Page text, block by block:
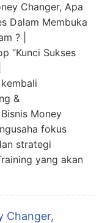
Changer, Apa
Dalam Membuka
? |
“Kunci Sukses
&
Money
fokus
strategi
yang akan
Changer,